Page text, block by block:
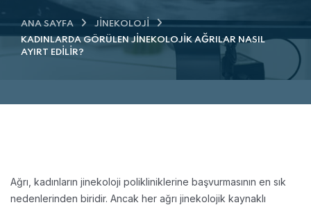
ANA SAYFA
JINEKOLOJI
KADINLARDA GÖRÜLEN JINEKOLOJIK AĞRILAR NASIL
AYIRT EDILIR?
Ağrı, kadınların jinekoloji polikliniklerine başvurmasının en sık
nedenlerinden biridir. Ancak her ağrı jinekolojik kaynaklı